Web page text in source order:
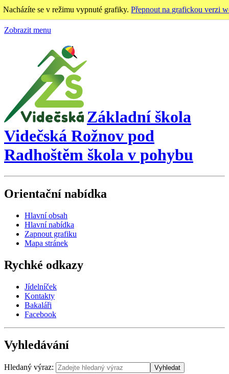
Zobrazit menu
Nacházíte se v režimu vypnuté grafiky.Přepnout na grafickou verzi
Základní škola
Videčská Rožnov pod
Radhoštěm škola v pohybu
Orientační nabídka
Hlavní obsah
Hlavní nabídka
Zapnout grafiku
Mapa stránek
Rychké odkazy
Jídelníček
Kontakty
Bakaláři
Facebook
Vyhledávání
Hledaný výraz: Vyhledat